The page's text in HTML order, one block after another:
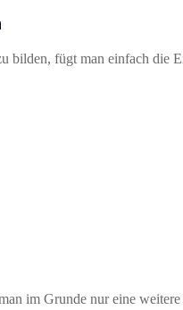
bilden, fügt man einfach die
im Grunde nur eine